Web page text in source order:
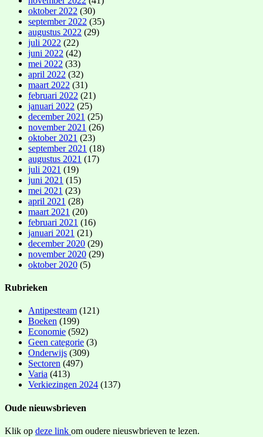
oktober 2022 (30)
september 2022 (35)
augustus 2022 (29)
juli 2022 (22)
juni 2022 (42)
mei 2022 (33)
april 2022 (32)
maart 2022 (31)
februari 2022 (21)
januari 2022 (25)
december 2021 (25)
november 2021 (26)
oktober 2021 (23)
september 2021 (18)
augustus 2021 (17)
juli 2021 (19)
juni 2021 (15)
mei 2021 (23)
april 2021 (28)
maart 2021 (20)
februari 2021 (16)
januari 2021 (21)
december 2020 (29)
november 2020 (29)
oktober 2020 (5)
Rubrieken
Antipestteam (121)
Boeken (199)
Economie (592)
Geen categorie (3)
Onderwijs (309)
Sectoren (497)
Varia (413)
Verkiezingen 2024 (137)
Oude nieuwsbrieven
Klik op deze link om oudere nieuswbrieven te lezen.